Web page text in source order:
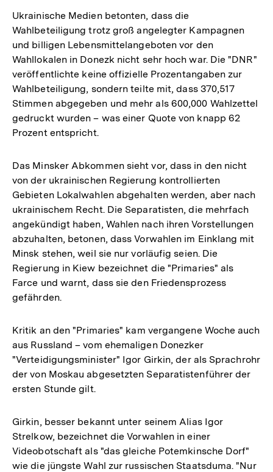
Ukrainische Medien betonten, dass die
Wahlbeteiligung trotz groß angelegter Kampagnen
und billigen Lebensmittelangeboten vor den
Wahllokalen in Donezk nicht sehr hoch war. Die "DNR"
veröffentlichte keine offizielle Prozentangaben zur
Wahlbeteiligung, sondern teilte mit, dass 370,517
Stimmen abgegeben und mehr als 600,000 Wahlzettel
gedruckt wurden – was einer Quote von knapp 62
Prozent entspricht.
Das Minsker Abkommen sieht vor, dass in den nicht
von der ukrainischen Regierung kontrollierten
Gebieten Lokalwahlen abgehalten werden, aber nach
ukrainischem Recht. Die Separatisten, die mehrfach
angekündigt haben, Wahlen nach ihren Vorstellungen
abzuhalten, betonen, dass Vorwahlen im Einklang mit
Minsk stehen, weil sie nur vorläufig seien. Die
Regierung in Kiew bezeichnet die "Primaries" als
Farce und warnt, dass sie den Friedensprozess
gefährden.
Kritik an den "Primaries" kam vergangene Woche auch
aus Russland – vom ehemaligen Donezker
"Verteidigungsminister" Igor Girkin, der als Sprachrohr
der von Moskau abgesetzten Separatistenführer der
ersten Stunde gilt.
Girkin, besser bekannt unter seinem Alias Igor
Strelkow, bezeichnet die Vorwahlen in einer
Videobotschaft als "das gleiche Potemkinsche Dorf"
wie die jüngste Wahl zur russischen Staatsduma. "Nur